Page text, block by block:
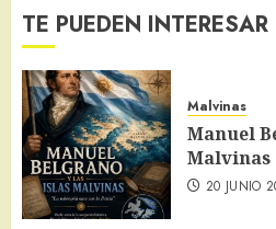
TE PUEDEN INTERESAR
Malvinas
Manuel
Malvinas
20 JUNIO